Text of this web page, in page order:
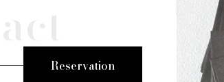
Reservation